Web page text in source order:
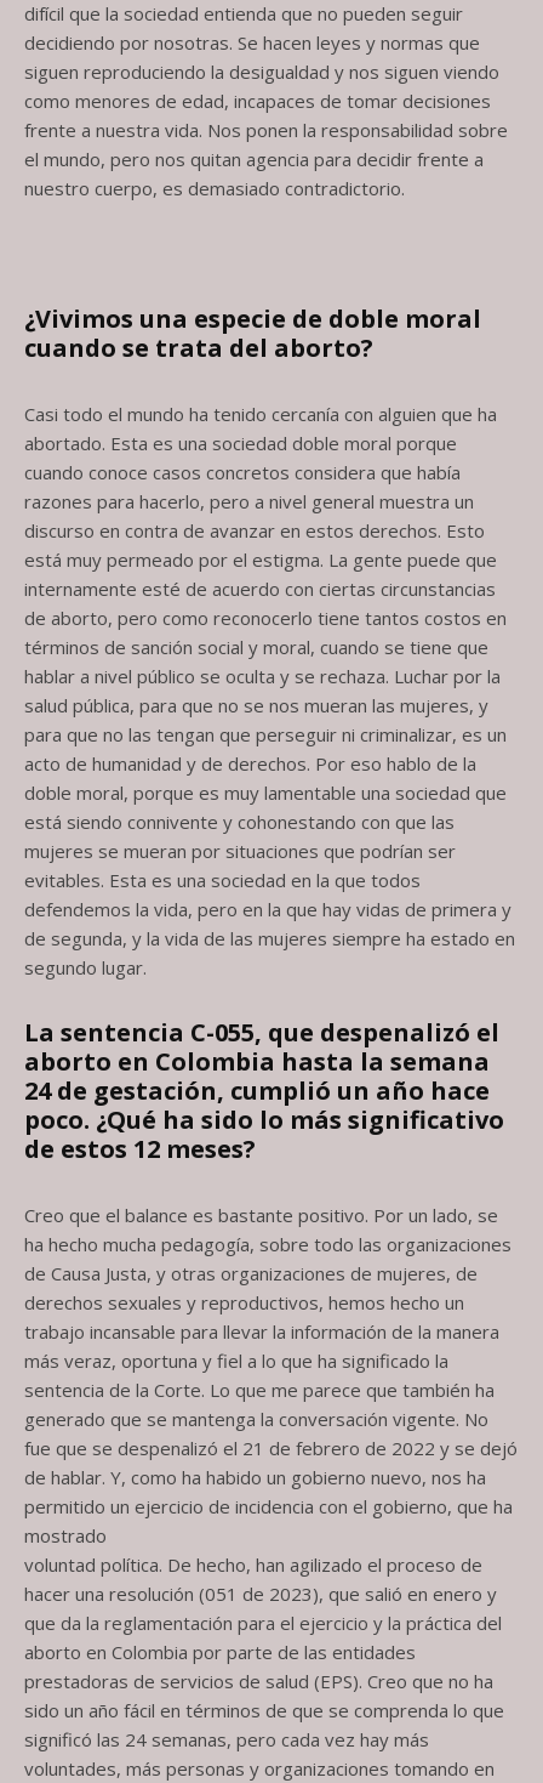
difícil que la sociedad entienda que no pueden seguir
decidiendo por nosotras. Se hacen leyes y normas que
siguen reproduciendo la desigualdad y nos siguen viendo
como menores de edad, incapaces de tomar decisiones
frente a nuestra vida. Nos ponen la responsabilidad sobre
el mundo, pero nos quitan agencia para decidir frente a
nuestro cuerpo, es demasiado contradictorio.
¿Vivimos una especie de doble moral
cuando se trata del aborto?
Casi todo el mundo ha tenido cercanía con alguien que ha
abortado. Esta es una sociedad doble moral porque
cuando conoce casos concretos considera que había
razones para hacerlo, pero a nivel general muestra un
discurso en contra de avanzar en estos derechos. Esto
está muy permeado por el estigma. La gente puede que
internamente esté de acuerdo con ciertas circunstancias
de aborto, pero como reconocerlo tiene tantos costos en
términos de sanción social y moral, cuando se tiene que
hablar a nivel público se oculta y se rechaza. Luchar por la
salud pública, para que no se nos mueran las mujeres, y
para que no las tengan que perseguir ni criminalizar, es un
acto de humanidad y de derechos. Por eso hablo de la
doble moral, porque es muy lamentable una sociedad que
está siendo connivente y cohonestando con que las
mujeres se mueran por situaciones que podrían ser
evitables. Esta es una sociedad en la que todos
defendemos la vida, pero en la que hay vidas de primera y
de segunda, y la vida de las mujeres siempre ha estado en
segundo lugar.
La sentencia C-055, que despenalizó el
aborto en Colombia hasta la semana
24de gestación, cumplió un año hace
poco. ¿Qué ha sido lo más significativo
de estos 12 meses?
Creo que el balance es bastante positivo. Por un lado, se
ha hecho mucha pedagogía, sobre todo las organizaciones
de Causa Justa, y otras organizaciones de mujeres, de
derechos sexuales y reproductivos, hemos hecho un
trabajo incansable para llevar la información de la manera
más veraz, oportuna y fiel a lo que ha significado la
sentencia de la Corte. Lo que me parece que también ha
generado que se mantenga la conversación vigente. No
fue que se despenalizó el 21 de febrero de 2022 y se dejó
de hablar. Y, como ha habido un gobierno nuevo, nos ha
permitido un ejercicio de incidencia con el gobierno, que ha
mostrado
voluntad política. De hecho, han agilizado el proceso de
hacer una resolución (051 de 2023), que salió en enero y
que da la reglamentación para el ejercicio y la práctica del
aborto en Colombia por parte de las entidades
prestadoras de servicios de salud (EPS). Creo que no ha
sido un año fácil en términos de que se comprenda lo que
significó las 24 semanas, pero cada vez hay más
voluntades, más personas y organizaciones tomando en